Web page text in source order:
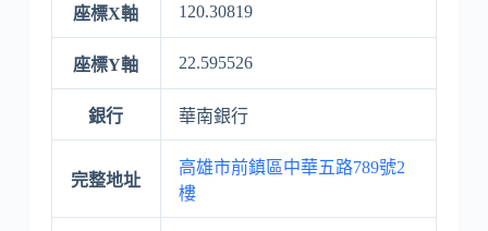
座標X軸 120.30819
座標Y軸 22.595526
銀行 華南銀行
完整地址
高雄市前鎮區中華五路789號2
樓